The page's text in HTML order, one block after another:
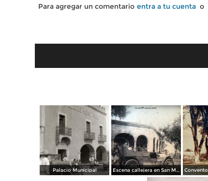
Para agregar un comentario entra a tu cuenta o
Palacio Municipal Escena callejera en San Martín Texmelucán, Puebla.